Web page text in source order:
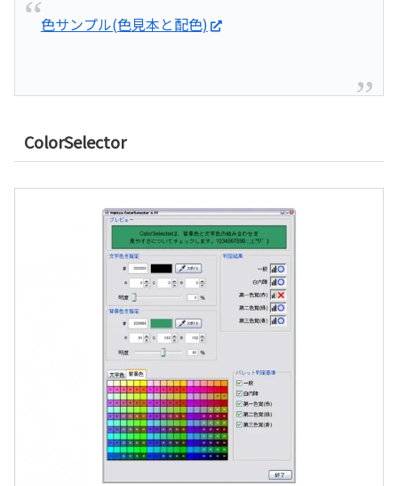
色サンプル(色見本と配色)
ColorSelector